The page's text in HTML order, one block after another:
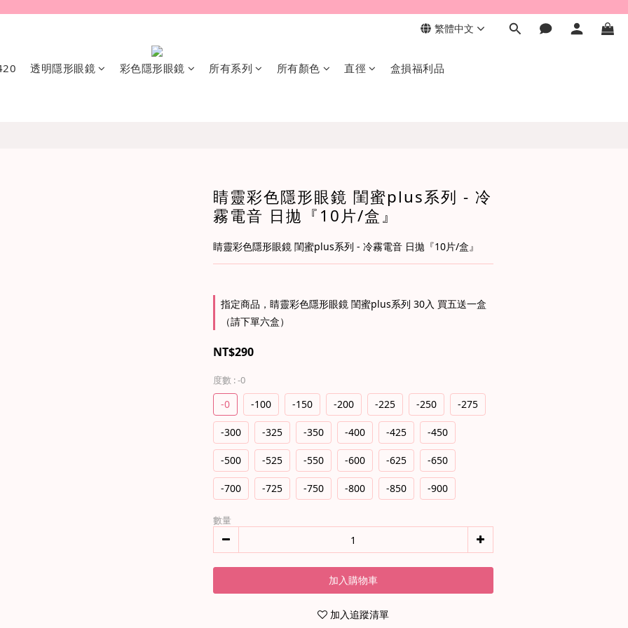
繁體中文
透明隱形眼鏡 彩色隱形眼鏡 所有系列 所有顏色 直徑 盒損福利品
睛靈彩色隱形眼鏡 閨蜜plus系列 - 冷
霧電音 日拋『10片/盒』
睛靈彩色隱形眼鏡 閨蜜plus系列 - 冷霧電音 日拋『10片/盒』
指定商品，睛靈彩色隱形眼鏡 閨蜜plus系列 30入 買五送一盒
（請下單六盒）
NT$290
度數 : -0
-0 -100 -150 -200 -225 -250 -275
-300 -325 -350 -400 -425 -450
-500 -525 -550 -600 -625 -650
-700 -725 -750 -800 -850 -900
數量
加入購物車
加入追蹤清單